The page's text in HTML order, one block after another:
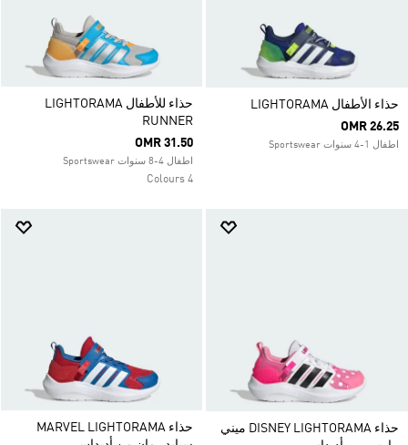
حذاء الأطفال LIGHTORAMA
OMR 26.25
اطفال 1-4 سنوات Sportswear
حذاء للأطفال LIGHTORAMA
RUNNER
OMR 31.50
اطفال 4-8 سنوات Sportswear
4 Colours
حذاء DISNEY LIGHTORAMA ميني
حذاء MARVEL LIGHTORAMA